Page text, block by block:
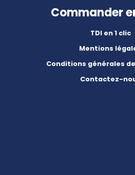
Commander
TDI en 1 clic
Mentions
Conditions générales
Contactez-